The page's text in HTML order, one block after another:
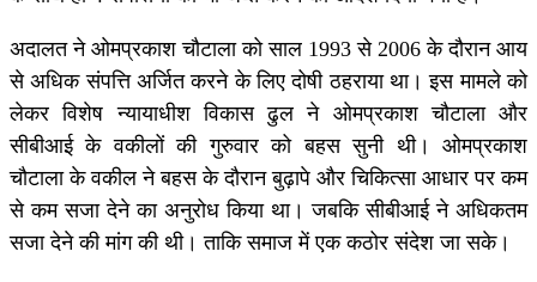
अदालत ने ओमप्रकाश चौटाला को साल 1993 से 2006 के दौरान आय
से अधिक संपत्ति अर्जित करने के लिए दोषी ठहराया था। इस मामले को
लेकर विशेष न्यायाधीश विकास ढुल ने ओमप्रकाश चौटाला और
सीबीआई के वकीलों की गुरुवार को बहस सुनी थी। ओमप्रकाश
चौटाला के वकील ने बहस के दौरान बुढ़ापे और चिकित्सा आधार पर कम
से कम सजा देने का अनुरोध किया था। जबकि सीबीआई ने अधिकतम
सजा देने की मांग की थी। ताकि समाज में एक कठोर संदेश जा सके।